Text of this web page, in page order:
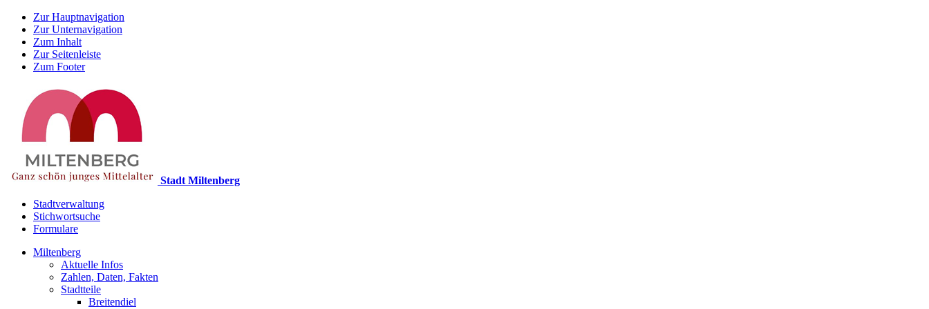
Zur Hauptnavigation
Zur Unternavigation
Zum Inhalt
Zur Seitenleiste
Zum Footer
Stadt Miltenberg
Stadtverwaltung
Stichwortsuche
Formulare
Miltenberg
Aktuelle Infos
Zahlen, Daten, Fakten
Stadtteile
Breitendiel